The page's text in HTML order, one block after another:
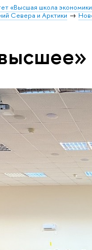
«Высшая школа
Севера и Арктики